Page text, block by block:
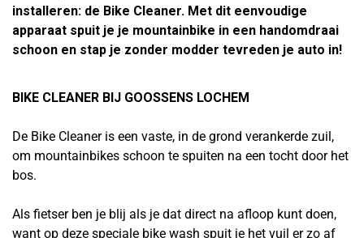
installeren: de Bike Cleaner. Met dit eenvoudige
apparaat spuit je je mountainbike in een handomdraai
schoon en stap je zonder modder tevreden je auto in!
BIKE CLEANER BIJ GOOSSENS LOCHEM
De Bike Cleaner is een vaste, in de grond verankerde zuil,
om mountainbikes schoon te spuiten na een tocht door het
bos.
Als fietser ben je blij als je dat direct na afloop kunt doen,
want op deze speciale bike wash spuit je het vuil er zo af